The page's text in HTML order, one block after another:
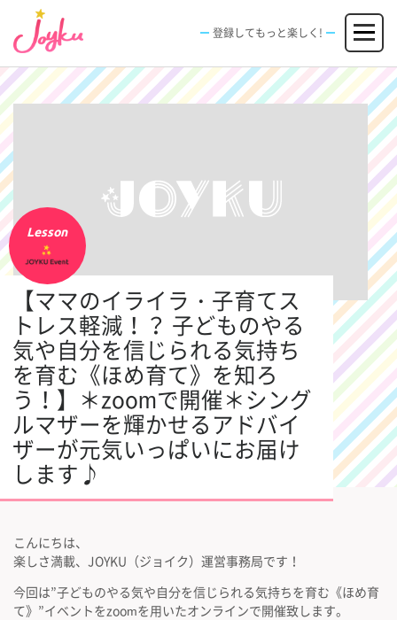
ン
ツ
へ
ス
キ
ッ
プ
メニュー
JOBS
求人情報
FACILITIES
施設
SPECIAL
エンタメ特典
EVENT
イベント
登録してもっと楽しく!
【ママのイライラ・子育てス
トレス軽減！？ 子どものやる
気や自分を信じられる気持ち
を育む《ほめ育て》を知ろ
う！】＊zoomで開催＊シング
ルマザーを輝かせるアドバイ
ザーが元気いっぱいにお届け
します♪
Lesson
こんにちは、
楽しさ満載、JOYKU（ジョイク）運営事務局です！
今回は”子どものやる気や自分を信じられる気持ちを育む《ほめ育
て》”イベントをzoomを用いたオンラインで開催致します。